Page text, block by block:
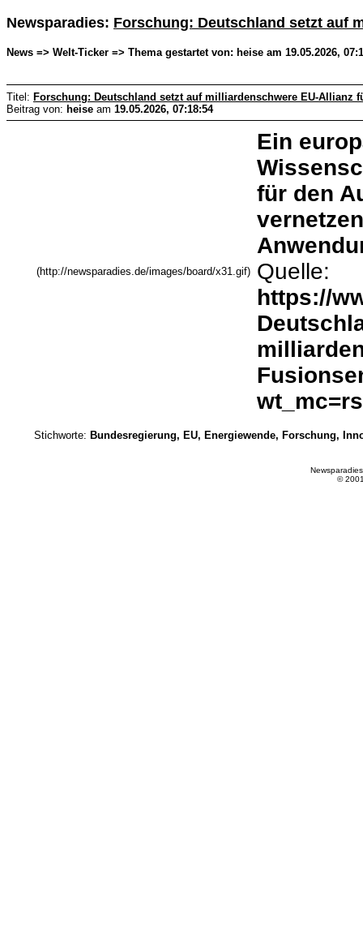
Newsparadies: Forschung: Deutschland setzt auf
News => Welt-Ticker => Thema gestartet von: heise am 19.05.2026,
Titel: Forschung: Deutschland setzt auf milliardenschwere EU-Allianz
Beitrag von: heise am 19.05.2026, 07:18:54
(http://newsparadies.de/images/board/x31.gif)
Ein
für den
Quelle:
https://
Stichworte: Bundesregierung, EU, Energiewende, Forschung,
©